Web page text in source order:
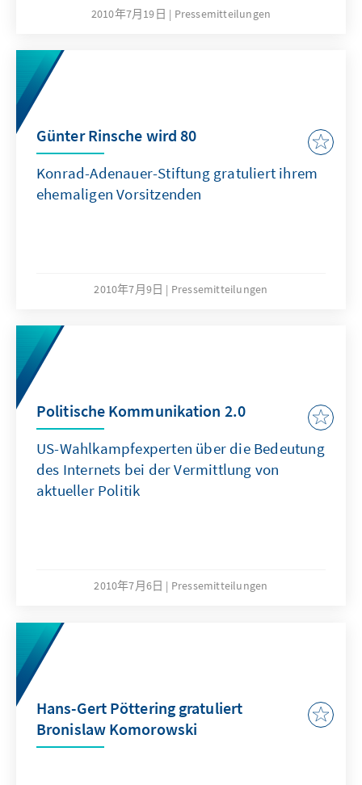
2010年7月19日 Pressemitteilungen
Günter Rinsche wird 80
Konrad-Adenauer-Stiftung gratuliert ihrem
ehemaligen Vorsitzenden
2010年7月9日 Pressemitteilungen
Politische Kommunikation 2.0
US-Wahlkampfexperten über die Bedeutung
des Internets bei der Vermittlung von
aktueller Politik
2010年7月6日 Pressemitteilungen
Hans-Gert Pöttering gratuliert
Bronislaw Komorowski